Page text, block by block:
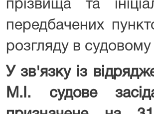
прізвища та
передбачених
розгляду в судовому
У зв'язку із
М.І. судове